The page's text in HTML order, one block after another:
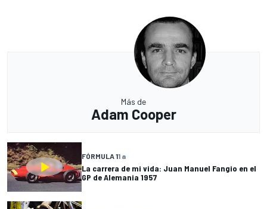
Más de
Adam Cooper
FÓRMULA 11 a
La carrera de mi vida: Juan Manuel Fangio en el
GP de Alemania 1957